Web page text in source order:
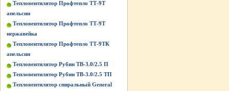
Тепловентилятор Профтепло ТТ-9Т
апельсин
Тепловентилятор Профтепло ТТ-9Т
нержавейка
Тепловентилятор Профтепло ТТ-9ТК
апельсин
Тепловентилятор Рубин ТВ-3.0/2.5 П
Тепловентилятор Рубин ТВ-3.0/2.5 ТП
Тепловентилятор спиральный General